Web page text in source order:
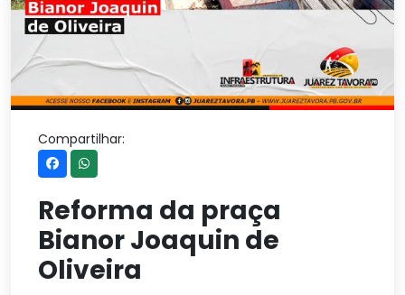
Compartilhar:
Reforma da praça
Bianor Joaquin de
Oliveira